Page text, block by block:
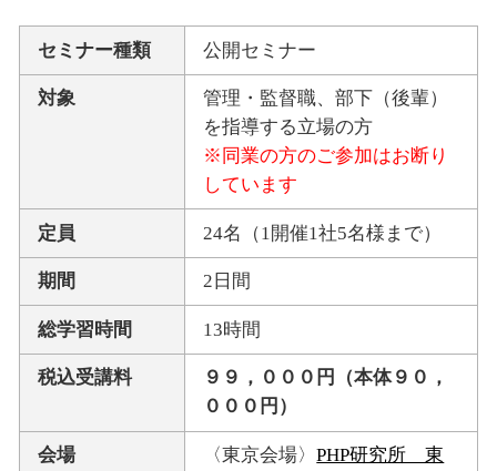
セミナー種類 公開セミナー
対象
管理・監督職、部下（後輩）
を指導する立場の方
※同業の方のご参加はお断り
しています
定員 24名（1開催1社5名様まで）
期間 2日間
総学習時間 13時間
税込受講料
９９，０００円（本体９０，
０００円）
会場 〈東京会場〉PHP研究所 東